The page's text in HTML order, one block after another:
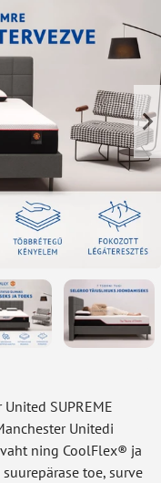
SUPREME
Unitedi
ning CoolFlex® ja
toe, surve